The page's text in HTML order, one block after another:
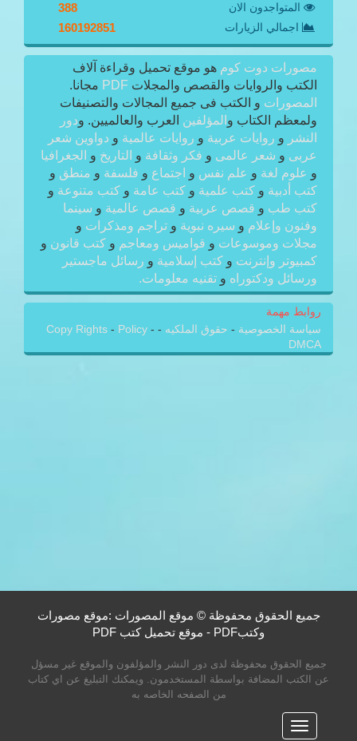
المتواجدون الان 388
اجمالي الزيارات 160192851
مصورات دوت كوم هو موقع تحميل وقراءة آلاف
الكتب والروايات والقصص والمجلات PDF مجانا.
المصورات و الكتب فى جميع المجالات والتصنيفات
ولمعظم الكتاب و المؤلفين العرب والعالميين. ودور
النشر و روايات عربية و روايات عالمية و دواوين شعر
عربى و شعر عالمى و فكر وثقافة و التاريخ و الجغرافيا
و علوم لغة و علم نفس و اجتماع و فلسفة و منطق و
كتب أدبية و كتب علمية و كتب عامة و كتب متنوعة و
كتب طب و قصص عربية و قصص عالمية و سينما
وفنون وإعلام و سيره نبوية و تراجم ومذكرات و
مجلات وموسوعات و قواميس ومعاجم و كتب قانون و
كمبيوتر وإنترنت و كتب إسلامية و رسائل ماجستير
ورسائل ودكتوراه و تقنيه معلومات.
روابط مهمة
سياسة الخصوصية - حقوق الملكيه -
Copy Rights - Policy -
DMCA
جميع الحقوق محفوظة © موقع المصورات :موقع مصورات
وكتبPDF - موقع تحميل كتب PDF
جميع الحقوق محفوظة لدى دور النشر والمؤلفون والموقع غير مسؤل
عن الكتب المضافة بواسطة المستخدمون. ويمكنك التبليغ عن اي كتاب
من الصفحه الخاصه به
القائمه